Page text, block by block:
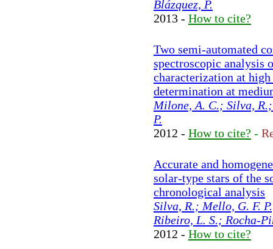
Blázquez, P.
2013 - How to cite?
Two semi-automated
spectroscopic analysis
characterization at
determination at
Milone, A. C.; Silva, R.;
P.
2012 - How to cite? -
Accurate and
solar-type stars of the
chronological analysis
Silva, R.; Mello, G. F.
Ribeiro, L. S.; Rocha-
2012 - How to cite?